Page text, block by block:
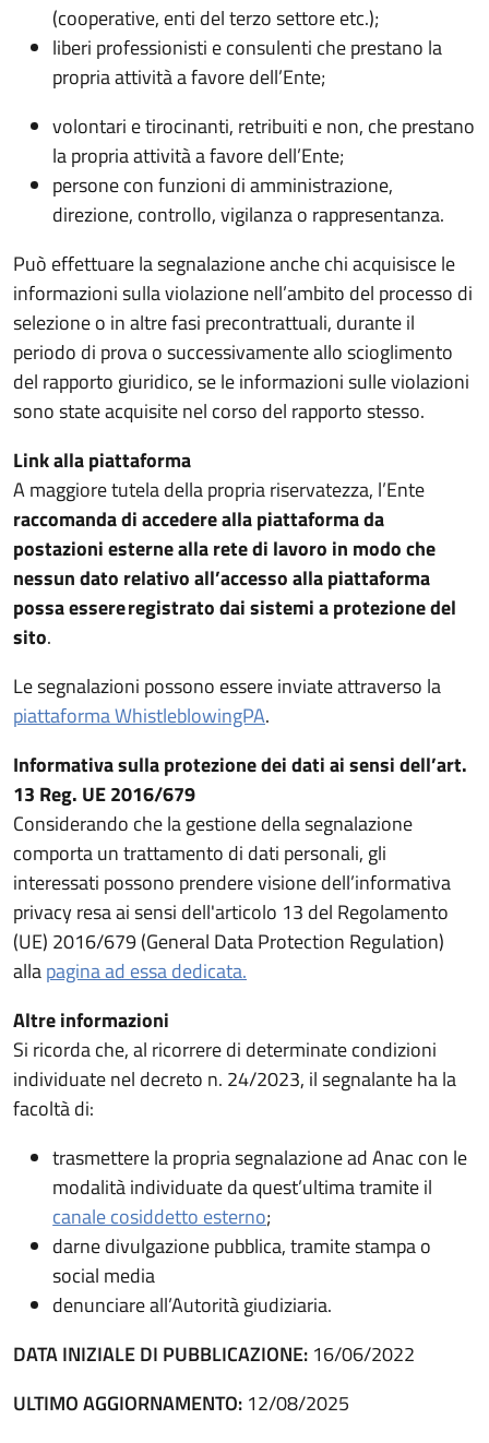
(cooperative, enti del terzo settore etc.);
liberi professionisti e consulenti che prestano la
propria attività a favore dell’Ente;
volontari e tirocinanti, retribuiti e non, che prestano
la propria attività a favore dell’Ente;
persone con funzioni di amministrazione,
direzione, controllo, vigilanza o rappresentanza.
Può effettuare la segnalazione anche chi acquisisce le
informazioni sulla violazione nell’ambito del processo di
selezione o in altre fasi precontrattuali, durante il
periodo di prova o successivamente allo scioglimento
del rapporto giuridico, se le informazioni sulle violazioni
sono state acquisite nel corso del rapporto stesso.
Link alla piattaforma
A maggiore tutela della propria riservatezza, l’Ente
raccomanda di accedere alla piattaforma da
postazioni esterne alla rete di lavoro in modo che
nessun dato relativo all’accesso alla piattaforma
possa essere registrato dai sistemi a protezione del
sito.
Le segnalazioni possono essere inviate attraverso la
piattaforma WhistleblowingPA(apre in un'altra scheda).
.
Informativa sulla protezione dei dati ai sensi dell’art.
13 Reg. UE 2016/679
Considerando che la gestione della segnalazione
comporta un trattamento di dati personali, gli
interessati possono prendere visione dell’informativa
privacy resa ai sensi dell'articolo 13 del Regolamento
(UE) 2016/679 (General Data Protection Regulation)
allapagina ad essa dedicata.
Altre informazioni
Si ricorda che, al ricorrere di determinate condizioni
individuate nel decreto n. 24/2023, il segnalante ha la
facoltà di:
trasmettere la propria segnalazione ad Anac con le
modalità individuate da quest’ultima tramite il
canale cosiddetto esterno(apre in un'altra scheda).
;
darne divulgazione pubblica, tramite stampa o
social media
denunciare all’Autorità giudiziaria.
DATA INIZIALE DI PUBBLICAZIONE: 16/06/2022
ULTIMO AGGIORNAMENTO: 12/08/2025